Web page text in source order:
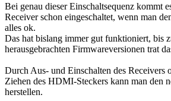
Bei genau dieser Einschaltsequenz kommt
Receiver schon eingeschaltet, wenn man
alles ok.
Das hat bislang immer gut funktioniert, bis
herausgebrachten Firmwareversionen trat
Durch Aus- und Einschalten des Receivers
Ziehen des HDMI-Steckers kann man den
herstellen.